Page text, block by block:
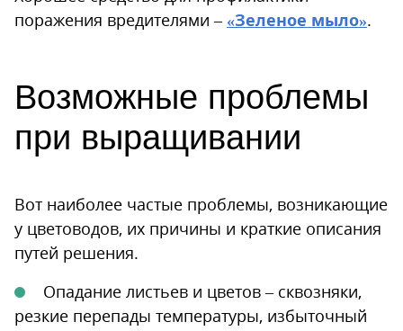
поражения вредителями – «Зеленое мыло».
Возможные проблемы
при выращивании
Вот наиболее частые проблемы, возникающие
у цветоводов, их причины и краткие описания
путей решения.
Опадание листьев и цветов – сквозняки,
резкие перепады температуры, избыточный